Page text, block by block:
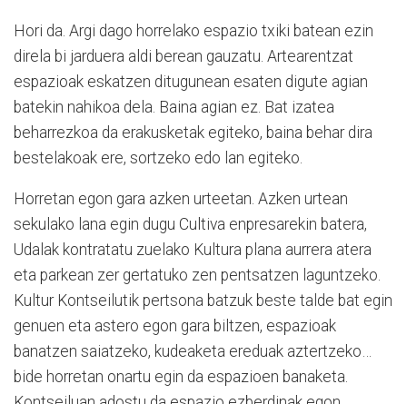
Hori da. Argi dago horrelako espazio txiki batean ezin
direla bi jarduera aldi berean gauzatu. Artearentzat
espazioak eskatzen ditugunean esaten digute agian
batekin nahikoa dela. Baina agian ez. Bat izatea
beharrezkoa da erakusketak egiteko, baina behar dira
bestelakoak ere, sortzeko edo lan egiteko.
Horretan egon gara azken urteetan. Azken urtean
sekulako lana egin dugu Cultiva enpresarekin batera,
Udalak kontratatu zuelako Kultura plana aurrera atera
eta parkean zer gertatuko zen pentsatzen laguntzeko.
Kultur Kontseilutik pertsona batzuk beste talde bat egin
genuen eta astero egon gara biltzen, espazioak
banatzen saiatzeko, kudeaketa ereduak aztertzeko…
bide horretan onartu egin da espazioen banaketa.